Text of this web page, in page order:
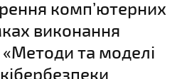
комп’ютерних
виконання
та моделі